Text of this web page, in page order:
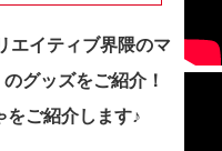
エイティブ界隈のマ
グッズをご紹介！
ご紹介します♪